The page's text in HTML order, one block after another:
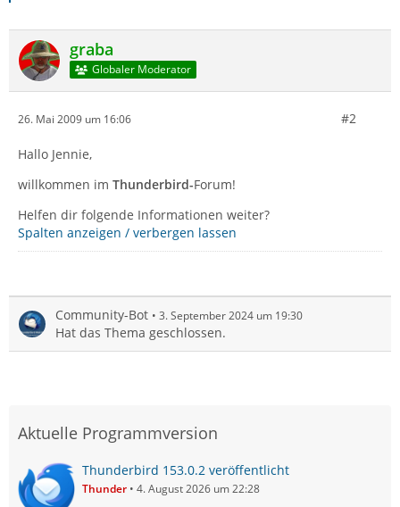
graba
Globaler Moderator
26. Mai 2009 um 16:06 #2
Hallo Jennie,
willkommen im Thunderbird-Forum!
Helfen dir folgende Informationen weiter?
Spalten anzeigen / verbergen lassen
Community-Bot 3. September 2024 um 19:30
Hat das Thema geschlossen.
Aktuelle Programmversion
Thunderbird 153.0.2 veröffentlicht
Thunder 4. August 2026 um 22:28